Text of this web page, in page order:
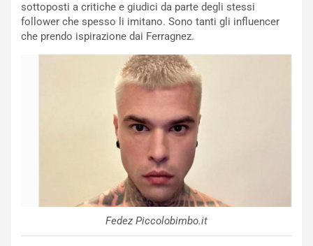
sottoposti a critiche e giudici da parte degli stessi
follower che spesso li imitano. Sono tanti gli influencer
che prendo ispirazione dai Ferragnez.
Fedez Piccolobimbo.it